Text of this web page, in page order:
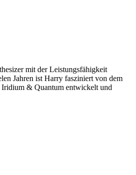
mit der Leistungsfähigkeit
Jahren ist Harry fasziniert von dem
Iridium & Quantum entwickelt und